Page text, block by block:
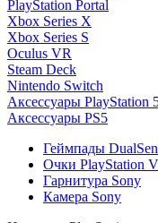
PlayStation Portal
Xbox Series X
Xbox Series S
Oculus VR
Steam Deck
Nintendo Switch
Аксессуары PlayStation
Аксессуары PS5
Геймпады
Очки PlayStation
Гарнитура Sony
Камера Sony